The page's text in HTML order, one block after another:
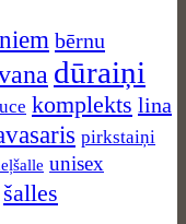
bērnu
dūraiņi
komplekts lina
pirkstaiņi
unisex
šalles